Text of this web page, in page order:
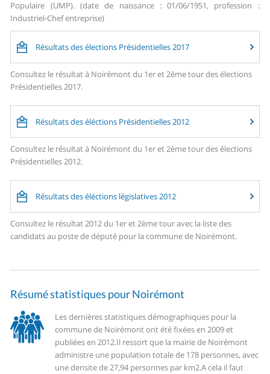
Populaire (UMP). (date de naissance : 01/06/1951, profession :
Industriel-Chef entreprise)
Résultats des élections Présidentielles 2017
Consultez le résultat à Noirémont du 1er et 2ème tour des élections
Présidentielles 2017.
Résultats des éléctions Présidentielles 2012
Consultez le résultat à Noirémont du 1er et 2ème tour des élections
Présidentielles 2012.
Résultats des éléctions législatives 2012
Consultez le résultat 2012 du 1er et 2ème tour avec la liste des
candidats au poste de député pour la commune de Noirémont.
Résumé statistiques pour Noirémont
Les dernières statistiques démographiques pour la
commune de Noirémont ont été fixées en 2009 et
publiées en 2012.Il ressort que la mairie de Noirémont
administre une population totale de 178 personnes, avec
une densite de 27,94 personnes par km2.A cela il faut